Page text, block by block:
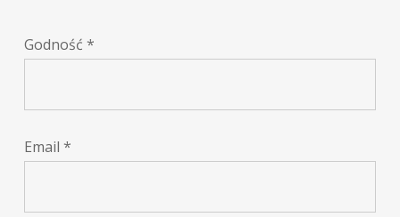
Godność *
Email *